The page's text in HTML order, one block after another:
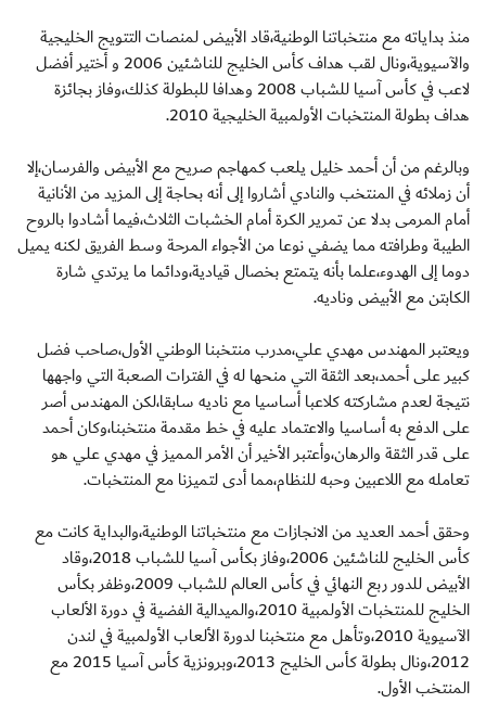
منذ بداياته مع منتخباتنا الوطنية،قاد الأبيض لمنصات التتويج الخليجية
والآسيوية،ونال لقب هداف كأس الخليج للناشئين 2006 و أختير أفضل
لاعب في كأس آسيا للشباب 2008 وهدافا للبطولة كذلك،وفاز بجائزة
هداف بطولة المنتخبات الأولمبية الخليجية 2010.
وبالرغم من أن أحمد خليل يلعب كمهاجم صريح مع الأبيض والفرسان،إلا
أن زملائه في المنتخب والنادي أشاروا إلى أنه بحاجة إلى المزيد من الأنانية
أمام المرمى بدلا عن تمرير الكرة أمام الخشبات الثلاث،فيما أشادوا بالروح
الطيبة وطرافته مما يضفي نوعا من الأجواء المرحة وسط الفريق لكنه يميل
دوما إلى الهدوء،علما بأنه يتمتع بخصال قيادية،ودائما ما يرتدي شارة
الكابتن مع الأبيض وناديه.
ويعتبر المهندس مهدي علي،مدرب منتخبنا الوطني الأول،صاحب فضل
كبير على أحمد،بعد الثقة التي منحها له في الفترات الصعبة التي واجهها
نتيجة لعدم مشاركته كلاعبا أساسيا مع ناديه سابقا،لكن المهندس أصر
على الدفع به أساسيا والاعتماد عليه في خط مقدمة منتخبنا،وكان أحمد
على قدر الثقة والرهان،وأعتبر الأخير أن الأمر المميز في مهدي علي هو
تعامله مع اللاعبين وحبه للنظام،مما أدى لتميزنا مع المنتخبات.
وحقق أحمد العديد من الانجازات مع منتخباتنا الوطنية،والبداية كانت مع
كأس الخليج للناشئين 2006،وفاز بكأس آسيا للشباب 2018،وقاد
الأبيض للدور ربع النهائي في كأس العالم للشباب 2009،وظفر بكأس
الخليج للمنتخبات الأولمبية 2010،والميدالية الفضية في دورة الألعاب
الآسيوية 2010،وتأهل مع منتخبنا لدورة الألعاب الأولمبية في لندن
2012،ونال بطولة كأس الخليج 2013،وبرونزية كأس آسيا 2015 مع
المنتخب الأول.